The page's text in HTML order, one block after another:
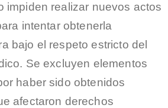
impiden realizar nuevos actos
intentar obtenerla
bajo el respeto estricto del
Se excluyen elementos
haber sido obtenidos
afectaron derechos